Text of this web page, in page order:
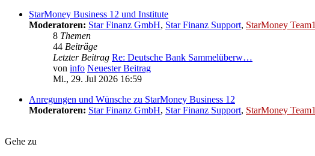
StarMoney Business 12 und Institute
Moderatoren: Star Finanz GmbH, Star Finanz Support, StarMoney Team1
8 Themen
44 Beiträge
Letzter Beitrag Re: Deutsche Bank Sammelüberw…
von info Neuester Beitrag
Mi., 29. Jul 2026 16:59
Anregungen und Wünsche zu StarMoney Business 12
Moderatoren: Star Finanz GmbH, Star Finanz Support, StarMoney Team1
Gehe zu